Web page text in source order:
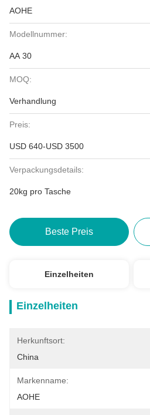
AOHE
Modellnummer:
AA 30
MOQ:
Verhandlung
Preis:
USD 640-USD 3500
Verpackungsdetails:
20kg pro Tasche
Beste Preis
Einzelheiten
Einzelheiten
Herkunftsort:
China
Markenname:
AOHE